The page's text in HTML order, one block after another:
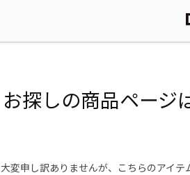
お探しの商品ページ
大変申し訳ありませんが、こちらのアイテ